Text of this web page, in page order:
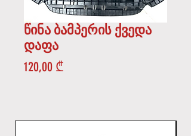
წინა ბამპერის ქვედა
დაფა
120,00 ₾